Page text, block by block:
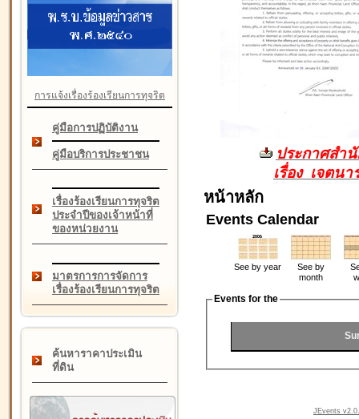
การแจ้งเรื่องร้องเรียนการทุจริต
คู่มือการปฏิบัติงาน
คู่มือบริการประชาชน
เรื่องร้องเรียนการทุจริต
ประจำปีของเจ้าหน้าที่
ของหน่วยงาน
มาตรการการจัดการ
เรื่องร้องเรียนการทุจริต
ค้นหาราคาประเมิน
ที่ดิน
ประกาศสำ
เรื่อง เจตน
หน้าหลัก
Events Calendar
See by year
See by
month
Events for the
JEvents